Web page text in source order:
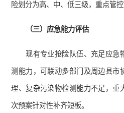
险划分为高、中、低三级，重点管控
（三）应急能力评估
现有专业抢险队伍、充足应急
测能力，可联动多部门及周边县市
理、复杂污染物检测能力不足，重
次预案针对性补齐短板。